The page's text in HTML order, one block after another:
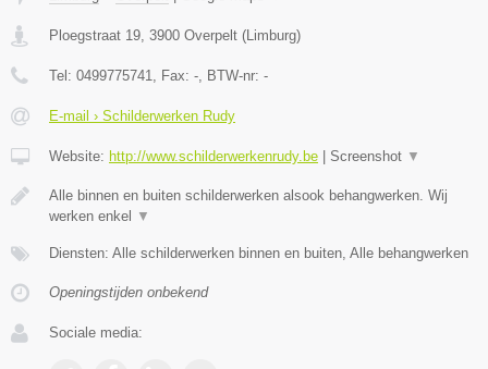
Ploegstraat 19, 3900 Overpelt (Limburg)
Tel: 0499775741, Fax: -, BTW-nr: -
E-mail › Schilderwerken Rudy
Website: http://www.schilderwerkenrudy.be Screenshot ▼
Alle binnen en buiten schilderwerken alsook behangwerken. Wij
werken enkel
▼
Diensten: Alle schilderwerken binnen en buiten, Alle behangwerken
Openingstijden onbekend
Sociale media: